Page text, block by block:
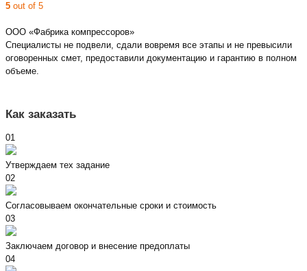
5 out of 5
ООО «Фабрика компрессоров»
Специалисты не подвели, сдали вовремя все этапы и не превысили
оговоренных смет, предоставили документацию и гарантию в полном
объеме.
Как заказать
01
Утверждаем тех задание
02
Согласовываем окончательные сроки и стоимость
03
Заключаем договор и внесение предоплаты
04